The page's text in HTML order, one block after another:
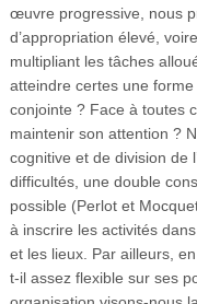
œuvre progressive, nous
d’appropriation élevé,
multipliant les tâches
atteindre certes une
conjointe ? Face à toutes
maintenir son attention ?
cognitive et de division de
difficultés, une double
possible (Perlot et
à inscrire les activités
et les lieux. Par ailleurs,
t-il assez flexible sur ses